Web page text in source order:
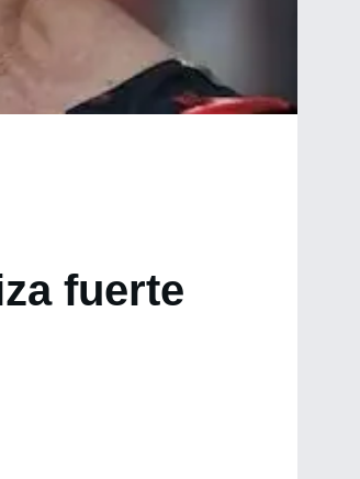
fuerte